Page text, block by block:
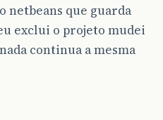
netbeans que guarda
exclui o projeto mudei
continua a mesma